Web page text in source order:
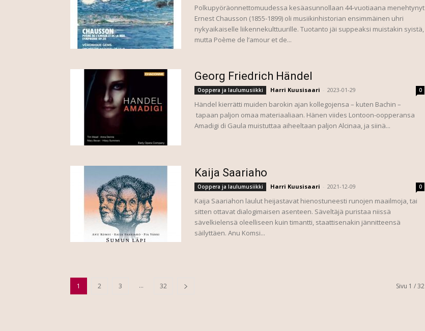
Polkupyöräonnettomuudessa kesäasunnollaan 44-vuotiaana menehtynyt
Ernest Chausson (1855-1899) oli musiikinhistorian ensimmäinen uhri
nykyaikaiselle liikennekulttuurille. Tuotanto jäi suppeaksi muistakin syistä,
mutta Poème de l’amour et de...
Georg Friedrich Händel
Ooppera ja laulumusiikki Harri Kuusisaari - 2023-01-29 0
Händel kierrätti muiden barokin ajan kollegojensa – kuten Bachin –
tapaan paljon omaa materiaaliaan. Hänen viides Lontoon-oopperansa
Amadigi di Gaula muistuttaa aiheeltaan paljon Alcinaa, ja siinä...
Kaija Saariaho
Ooppera ja laulumusiikki Harri Kuusisaari - 2021-12-09 0
Kaija Saariahon laulut heijastavat hienostuneesti runojen maailmoja, tai
sitten ottavat dialogimaisen asenteen. Säveltäjä puristaa niissä
sävelkielensä oleelliseen kuin timantti, staattisenakin jännitteensä
säilyttäen. Anu Komsi...
1 2 3 ... 32 Sivu 1 / 32